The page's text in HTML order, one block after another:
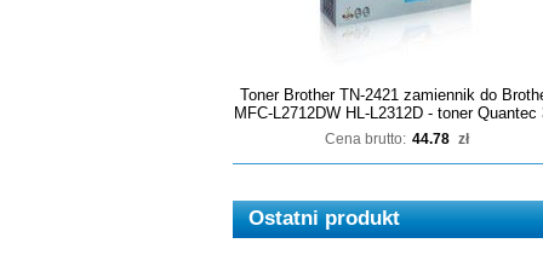
Toner Brother TN-2421 zamiennik do
MFC-L2712DW HL-L2312D - toner Quantec
Cena brutto: 44.78 zł
Ostatni produkt